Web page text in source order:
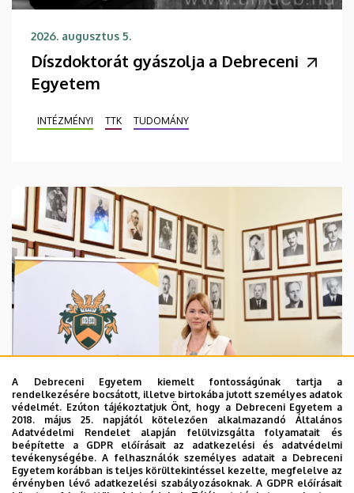
2026. augusztus 5.
Díszdoktorát gyászolja a Debreceni
Egyetem
INTÉZMÉNYI TTK TUDOMÁNY
2026. augusztus 5.
Hagyományőrzés és innováció a
Bölcsészettudományi Karon
A Debreceni Egyetem kiemelt fontosságúnak tartja a
rendelkezésére bocsátott, illetve birtokába jutott személyes adatok
védelmét. Ezúton tájékoztatjuk Önt, hogy a Debreceni Egyetem a
2018. május 25. napjától kötelezően alkalmazandó Általános
Adatvédelmi Rendelet alapján felülvizsgálta folyamatait és
beépítette a GDPR előírásait az adatkezelési és adatvédelmi
tevékenységébe. A felhasználók személyes adatait a Debreceni
Egyetem korábban is teljes körültekintéssel kezelte, megfelelve az
érvényben lévő adatkezelési szabályozásoknak. A GDPR előírásait